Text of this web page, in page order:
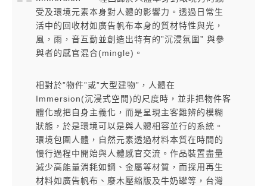
受及環境元素本身對人體的影響力。透過日常生
活中的回收材如廣告帆布本身的質材特性與光，
風，雨，音互動並創造出特有的”沉浸氛圍” 與參
與者的感官混合(mingle)。
相對於”物件”或”大型建物”，人體在
Immersion(沉浸式空間)的尺度時，並非把物件客
體化或把自身主義化，而是呈現主客難辨的模糊
狀態，於是環境可以是與人體相容並行的系統。
環境包圍人體，自然元素透過材料本質在時間的
慢行過程中開始與人體感官交流。 作品裝置盡量
減少高能量消耗如鋼、金屬等材質，而採用再生
材料如廣告帆布、廢木壓縮版及牛奶罐等，台灣